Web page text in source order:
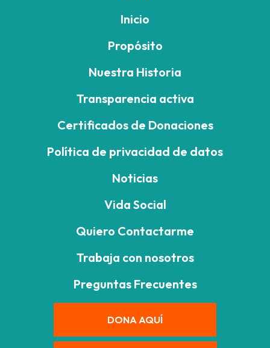
Inicio
Propósito
Nuestra Historia
Transparencia activa
Certificados de Donaciones
Política de privacidad de datos
Noticias
Vida Social
Quiero Contactarme
Trabaja con nosotros
Preguntas Frecuentes
DONA AQUÍ